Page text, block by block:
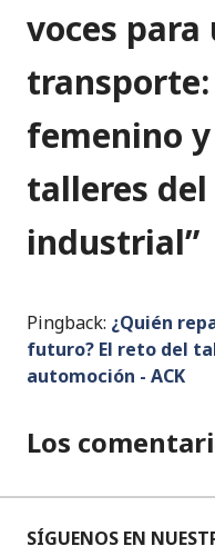
voces para
femenino
talleres
industrial”
Pingback: ¿Quién
futuro? El reto del
automoción - ACK
Los
SÍGUENOS EN